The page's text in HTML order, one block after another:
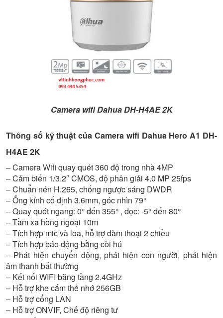
Camera wifi Dahua DH-H4AE 2K
Thông số kỹ thuật của Camera wifi Dahua Hero A1 DH-
H4AE 2K
– Camera Wifi quay quét 360 độ trong nhà 4MP
– Cảm biến 1/3.2″ CMOS, độ phân giải 4.0 MP 25fps
– Chuẩn nén H.265, chống ngược sáng DWDR
– Ống kính cố định 3.6mm, góc nhìn 79°
– Quay quét ngang: 0° đến 355° , dọc: -5° đến 80°
– Tầm xa hồng ngoại 10m
– Tích hợp mic và loa, hỗ trợ đàm thoại 2 chiều
– Tích hợp báo động bằng còi hú
– Phát hiện chuyển động, phát hiện con người, phát hiện
âm thanh bất thường
– Kết nối WIFI băng tầng 2.4GHz
– Hỗ trợ khe cắm thẻ nhớ 256GB
– Hỗ trợ cổng LAN
– Hỗ trợ ONVIF, Chế độ riêng tư